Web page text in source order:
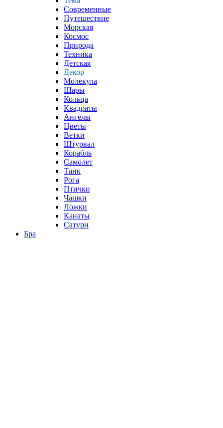
Современные
Путешествие
Морская
Космос
Природа
Техника
Детская
Декор
Молекула
Шары
Кольца
Квадраты
Ангелы
Цветы
Ветки
Штурвал
Корабль
Самолет
Танк
Рога
Птички
Чашки
Ложки
Канаты
Сатурн
Бра